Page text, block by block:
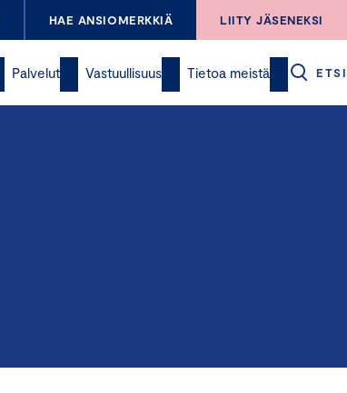
HAE ANSIOMERKKIÄ LIITY JÄSENEKSI
Palvelut Vastuullisuus Tietoa meistä ETSI